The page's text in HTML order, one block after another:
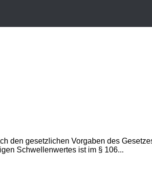
den gesetzlichen Vorgaben des
Schwellenwertes ist im § 106...